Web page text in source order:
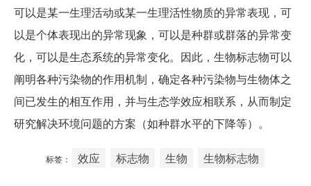
可以是某一生理活动或某一生理活性物质的异常表现，可
以是个体表现出的异常现象，可以是种群或群落的异常变
化，可以是生态系统的异常变化。因此，生物标志物可以
阐明各种污染物的作用机制，确定各种污染物与生物体之
间已发生的相互作用，并与生态学效应相联系，从而制定
研究解决环境问题的方案（如种群水平的下降等）。
标签： 效应 标志物 生物 生物标志物